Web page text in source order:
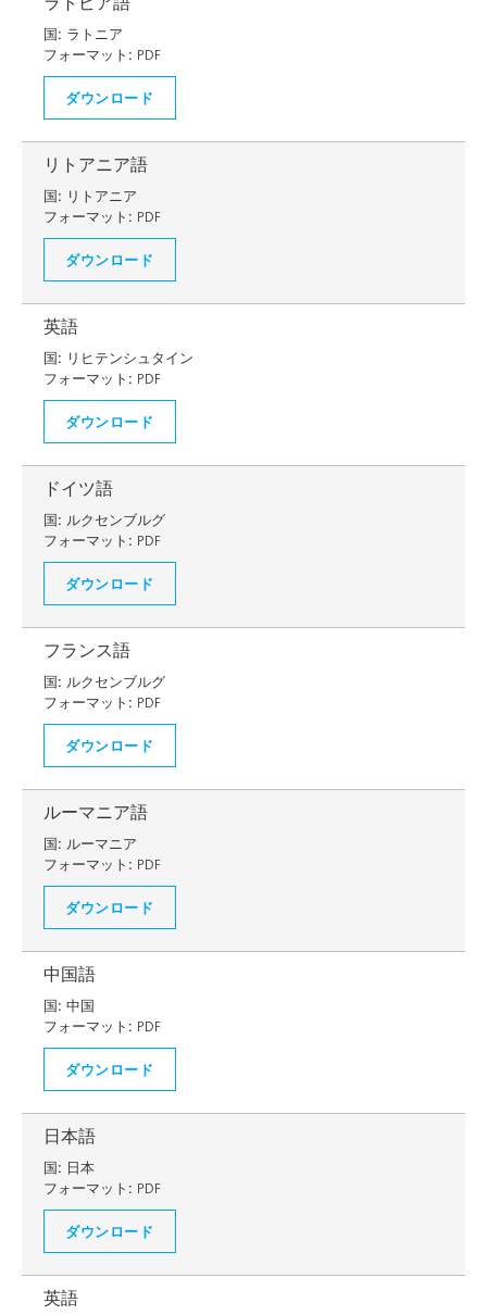
国: ラトニア
フォーマット: PDF
ダウンロード
リトアニア語
国: リトアニア
フォーマット: PDF
ダウンロード
英語
国: リヒテンシュタイン
フォーマット: PDF
ダウンロード
ドイツ語
国: ルクセンブルグ
フォーマット: PDF
ダウンロード
フランス語
国: ルクセンブルグ
フォーマット: PDF
ダウンロード
ルーマニア語
国: ルーマニア
フォーマット: PDF
ダウンロード
中国語
国: 中国
フォーマット: PDF
ダウンロード
日本語
国: 日本
フォーマット: PDF
ダウンロード
英語